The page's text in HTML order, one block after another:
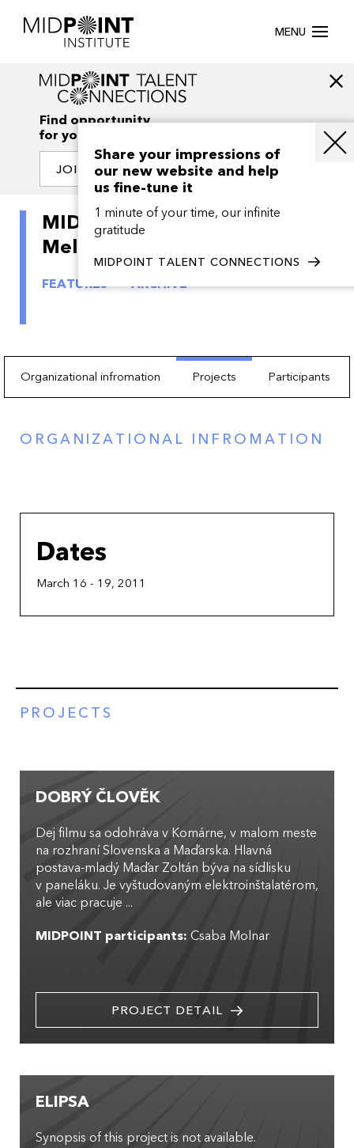
MENU
Find opportunity
for your creativity
JOIN OUR NETWORK
MIDPOINT Intensive Early
Melons 2011
FEATURES ARCHIVE
Organizational infromation Projects Participants
ORGANIZATIONAL INFROMATION
Dates
March 16 - 19, 2011
PROJECTS
DOBRÝ ČLOVĚK
Dej filmu sa odohráva v Komárne, v malom meste
na rozhraní Slovenska a Maďarska. Hlavná
postava-mladý Maďar Zoltán býva na sídlisku
v paneláku. Je vyštudovaným elektroinštalatérom,
ale viac pracuje ...
MIDPOINT participants: Csaba Molnar
PROJECT DETAIL
ELIPSA
Synopsis of this project is not available.
Share your impressions of
our new website and help
us fine-tune it
1 minute of your time, our infinite
gratitude
MIDPOINT TALENT CONNECTIONS